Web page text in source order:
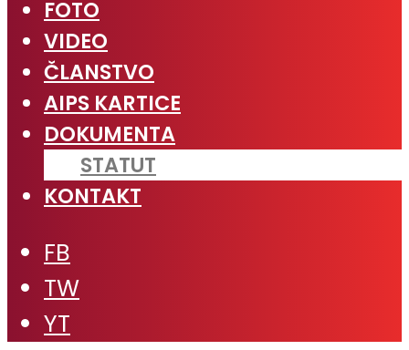
FOTO
VIDEO
ČLANSTVO
AIPS KARTICE
DOKUMENTA
STATUT
KONTAKT
FB
TW
YT